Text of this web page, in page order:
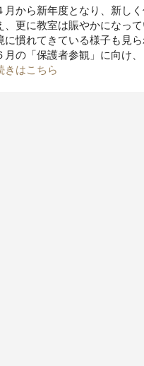
月から新年度となり、新し
、更に教室は賑やかになっ
に慣れてきている様子も見
月の「保護者参観」に向け
きはこちら